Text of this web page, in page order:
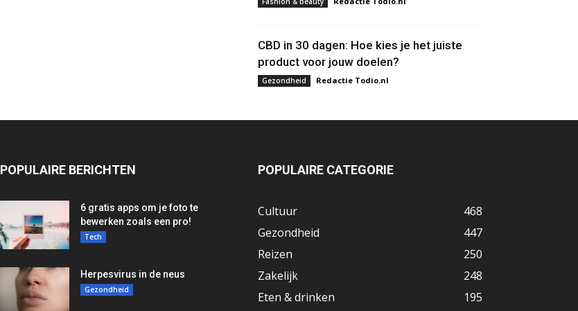
CBD in 30 dagen: Hoe kies je het juiste
product voor jouw doelen?
Gezondheid Redactie Todio.nl
POPULAIRE BERICHTEN
6 gratis apps om je foto te
bewerken zoals een pro!
Tech
Herpesvirus in de neus
Gezondheid
POPULAIRE CATEGORIE
Cultuur
468
Gezondheid
447
Reizen
250
Zakelijk
248
Eten & drinken
195